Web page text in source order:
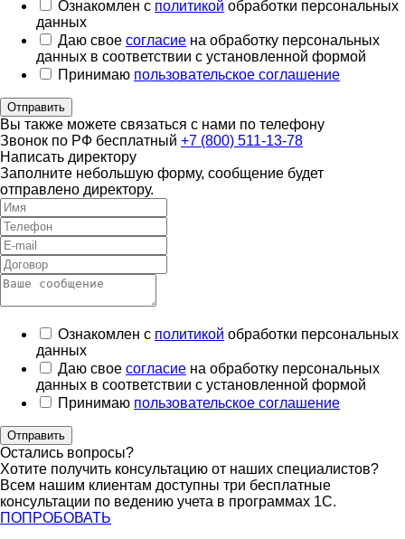
Ознакомлен с политикой обработки персональных
данных
Даю свое согласие на обработку персональных
данных в соответствии с установленной формой
Принимаю пользовательское соглашение
Отправить
Вы также можете связаться с нами по телефону
Звонок по РФ бесплатный +7 (800) 511-13-78
Написать директору
Заполните небольшую форму, сообщение будет
отправлено директору.
Ознакомлен с политикой обработки персональных
данных
Даю свое согласие на обработку персональных
данных в соответствии с установленной формой
Принимаю пользовательское соглашение
Отправить
Остались вопросы?
Хотите получить консультацию от наших специалистов?
Всем нашим клиентам доступны три бесплатные
консультации по ведению учета в программах 1С.
ПОПРОБОВАТЬ